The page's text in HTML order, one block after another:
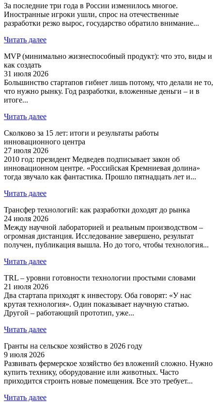
За последние три года в России изменилось многое.
Иностранные игроки ушли, спрос на отечественные
разработки резко вырос, государство обратило внимание...
Читать далее
MVP (минимально жизнеспособный продукт): что это, виды и
как создать
31 июля 2026
Большинство стартапов гибнет лишь потому, что делали не то,
что нужно рынку. Год разработки, вложенные деньги – и в
итоге...
Читать далее
Сколково за 15 лет: итоги и результаты работы
инновационного центра
27 июля 2026
2010 год: президент Медведев подписывает закон об
инновационном центре. «Российская Кремниевая долина»
тогда звучало как фантастика. Прошло пятнадцать лет и...
Читать далее
Трансфер технологий: как разработки доходят до рынка
24 июля 2026
Между научной лабораторией и реальным производством –
огромная дистанция. Исследование завершено, результат
получен, публикация вышла. Но до того, чтобы технология...
Читать далее
TRL – уровни готовности технологии простыми словами
21 июля 2026
Два стартапа приходят к инвестору. Оба говорят: «У нас
крутая технология». Один показывает научную статью.
Другой – работающий прототип, уже...
Читать далее
Гранты на сельское хозяйство в 2026 году
9 июля 2026
Развивать фермерское хозяйство без вложений сложно. Нужно
купить технику, оборудование или животных. Часто
приходится строить новые помещения. Все это требует...
Читать далее